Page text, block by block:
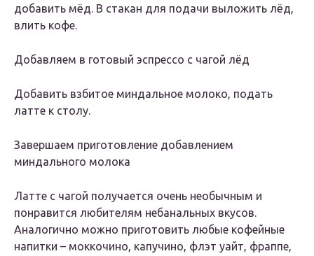
добавить мёд. В стакан для подачи выложить лёд,
влить кофе.
Добавляем в готовый эспрессо с чагой лёд
Добавить взбитое миндальное молоко, подать
латте к столу.
Завершаем приготовление добавлением
миндального молока
Латте с чагой получается очень необычным и
понравится любителям небанальных вкусов.
Аналогично можно приготовить любые кофейные
напитки – моккочино, капучино, флэт уайт, фраппе,